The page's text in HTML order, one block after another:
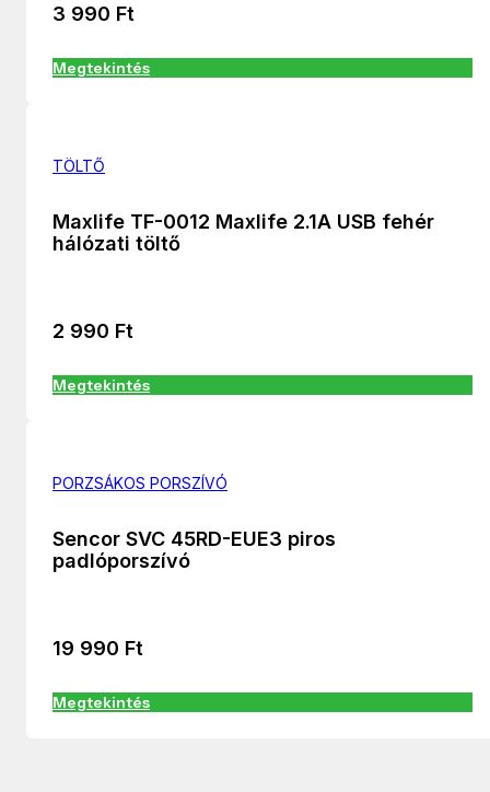
3 990 Ft
Megtekintés
TÖLTŐ
Maxlife TF-0012 Maxlife 2.1A USB fehér
hálózati töltő
2 990 Ft
Megtekintés
PORZSÁKOS PORSZÍVÓ
Sencor SVC 45RD-EUE3 piros
padlóporszívó
19 990 Ft
Megtekintés